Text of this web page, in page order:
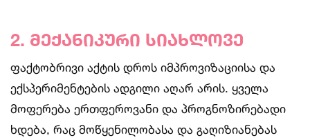
2. მექანიკური სიახლოვე
ფაქტობრივი აქტის დროს იმპროვიზაციისა და
ექსპერიმენტების ადგილი აღარ არის. ყველა
მოფერება ერთფეროვანი და პროგნოზირებადი
ხდება, რაც მოწყენილობასა და გაღიზიანებას